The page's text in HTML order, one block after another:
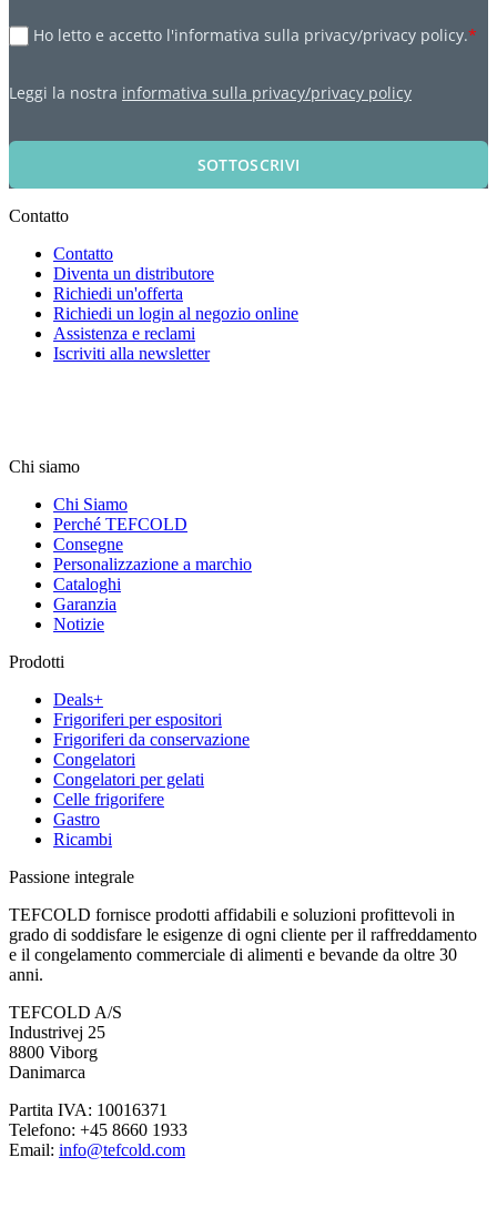
Ho letto e accetto l'informativa sulla privacy/privacy policy.*
Leggi la nostra informativa sulla privacy/privacy policy
SOTTOSCRIVI
Contatto
Contatto
Diventa un distributore
Richiedi un'offerta
Richiedi un login al negozio online
Assistenza e reclami
Iscriviti alla newsletter
Chi siamo
Chi Siamo
Perché TEFCOLD
Consegne
Personalizzazione a marchio
Cataloghi
Garanzia
Notizie
Prodotti
Deals+
Frigoriferi per espositori
Frigoriferi da conservazione
Congelatori
Congelatori per gelati
Celle frigorifere
Gastro
Ricambi
Passione integrale
TEFCOLD fornisce prodotti affidabili e soluzioni profittevoli in
grado di soddisfare le esigenze di ogni cliente per il raffreddamento
e il congelamento commerciale di alimenti e bevande da oltre 30
anni.
TEFCOLD A/S
Industrivej 25
8800 Viborg
Danimarca
Partita IVA: 10016371
Telefono: +45 8660 1933
Email: info@tefcold.com